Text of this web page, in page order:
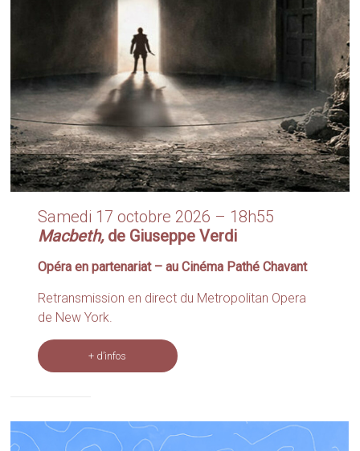
Samedi 17 octobre 2026 – 18h55
Macbeth,de Giuseppe Verdi
Opéra en partenariat – au Cinéma Pathé Chavant
Retransmission en direct du Metropolitan Opera
de New York.
+ d’infos